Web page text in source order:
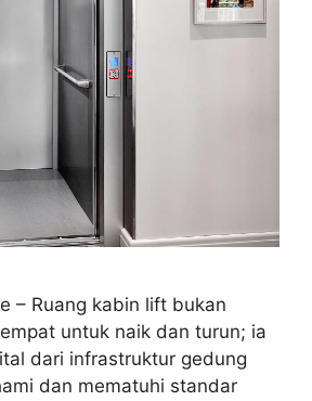
– Ruang kabin lift bukan
untuk naik dan turun; ia
dari infrastruktur gedung
dan mematuhi standar